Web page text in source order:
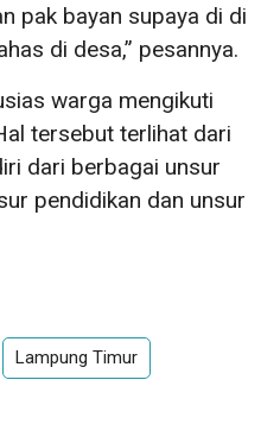
pak bayan supaya di di
di desa,” pesannya.
warga mengikuti
tersebut terlihat dari
dari berbagai unsur
pendidikan dan unsur
Lampung Timur